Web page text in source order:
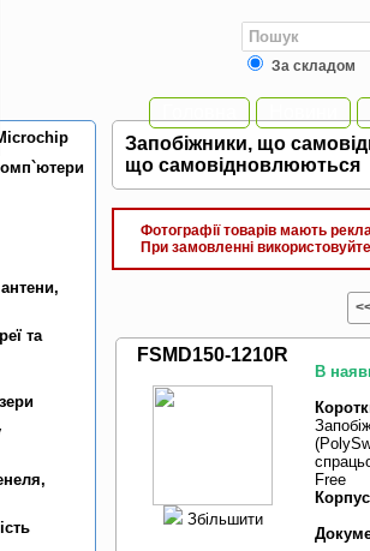
За складом
та
Запобiжники, що
що самовiдновлюються
Фотографії товарів мають
При замовленні
FSMD150-1210R
Збільшити
В
Free